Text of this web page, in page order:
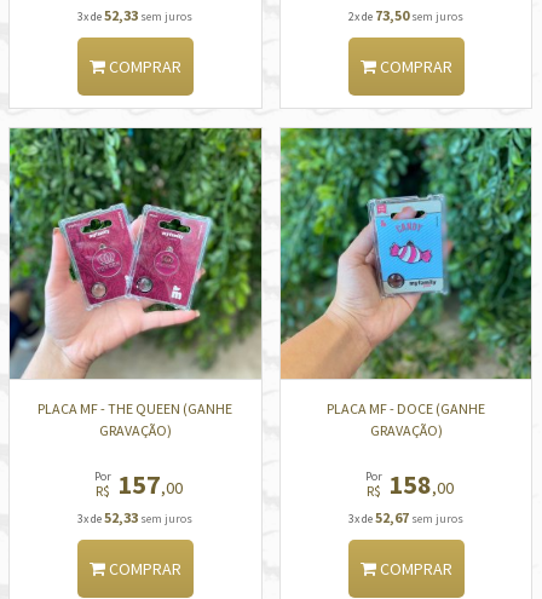
3x de52,33 sem juros
COMPRAR
2x de 73,50sem juros
COMPRAR
PLACA MF - THE QUEEN (GANHE
GRAVAÇÃO)
Por
R$ 157,00
3x de52,33 sem juros
COMPRAR
PLACA MF - DOCE (GANHE
GRAVAÇÃO)
Por
R$ 158,00
3x de52,67 sem juros
COMPRAR